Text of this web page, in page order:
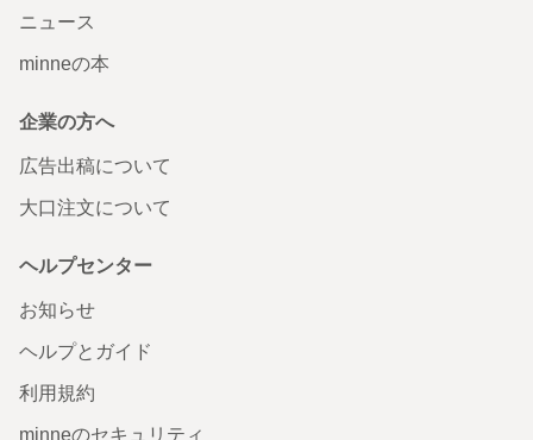
ニュース
minneの本
企業の方へ
広告出稿について
大口注文について
ヘルプセンター
お知らせ
ヘルプとガイド
利用規約
minneのセキュリティ